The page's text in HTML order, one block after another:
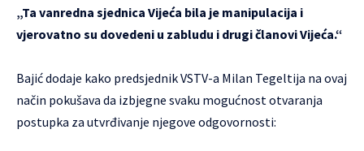
„Ta vanredna sjednica Vijeća bila je manipulacija i
vjerovatno su dovedeni u zabludu i drugi članovi Vijeća.“
Bajić dodaje kako predsjednik VSTV-a Milan Tegeltija na ovaj
način pokušava da izbjegne svaku mogućnost otvaranja
postupka za utvrđivanje njegove odgovornosti: